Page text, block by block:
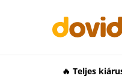
🔥 Teljes